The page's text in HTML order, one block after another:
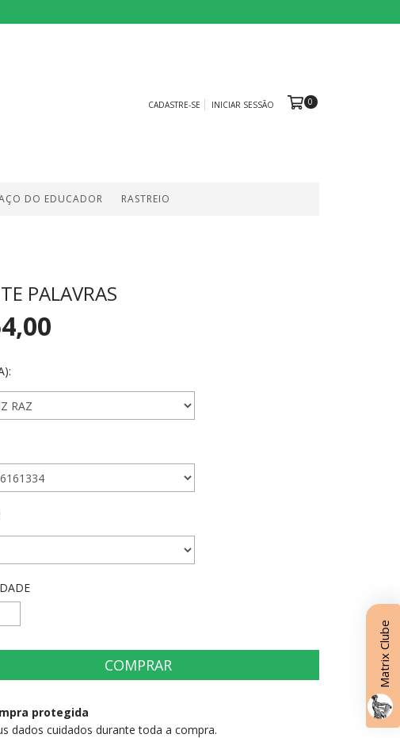
CADASTRE-SE INICIAR SESSÃO 0
DO EDUCADOR RASTREIO
PALAVRAS
protegida
dados cuidados durante toda a compra.
Matrix Clube